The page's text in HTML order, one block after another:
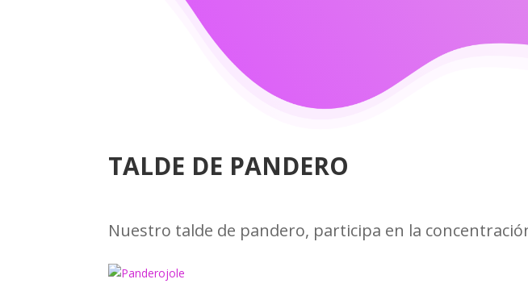
TALDE DE PANDERO
Nuestro talde de pandero, participa en la